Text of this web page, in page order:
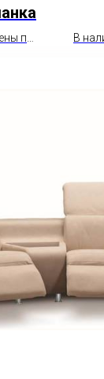
по
В